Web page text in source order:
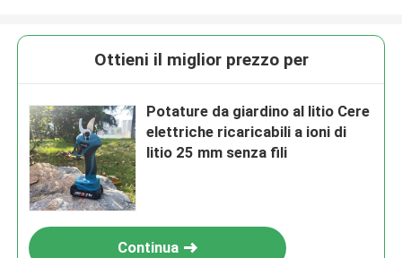
Ottieni il miglior prezzo per
Potature da giardino al litio Cere
elettriche ricaricabili a ioni di
litio 25 mm senza fili
Continua